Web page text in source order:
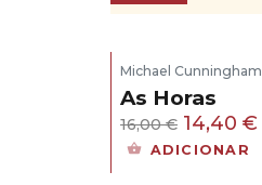
Michael Cunningham
As Horas
16,00€ O
preço
14,40 €
ADICIONAR